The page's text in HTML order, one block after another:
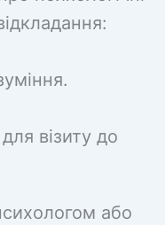
візиту до
або